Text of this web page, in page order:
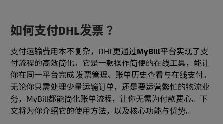
如何支付DHL发票？
支付运输费用本不复杂，DHL更通过MyBill平台实现了支
付流程的高效简化。它是一款操作简便的在线工具，能让
你在同一平台完成 发票管理、账单历史查看与在线支付。
无论你只需处理少量运输订单，还是要运营繁忙的物流业
务，MyBill都能简化账单流程，让你无需为付款费心。下
文将为你介绍它的使用方法，以及核心功能与优势。